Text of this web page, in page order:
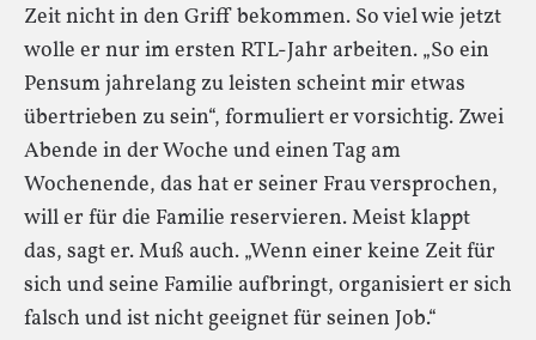
Zeit nicht in den Griff bekommen. So viel wie jetzt
wolle er nur im ersten RTL-Jahr arbeiten. „So ein
Pensum jahrelang zu leisten scheint mir etwas
übertrieben zu sein“, formuliert er vorsichtig. Zwei
Abende in der Woche und einen Tag am
Wochenende, das hat er seiner Frau versprochen,
will er für die Familie reservieren. Meist klappt
das, sagt er. Muß auch. „Wenn einer keine Zeit für
sich und seine Familie aufbringt, organisiert er sich
falsch und ist nicht geeignet für seinen Job.“